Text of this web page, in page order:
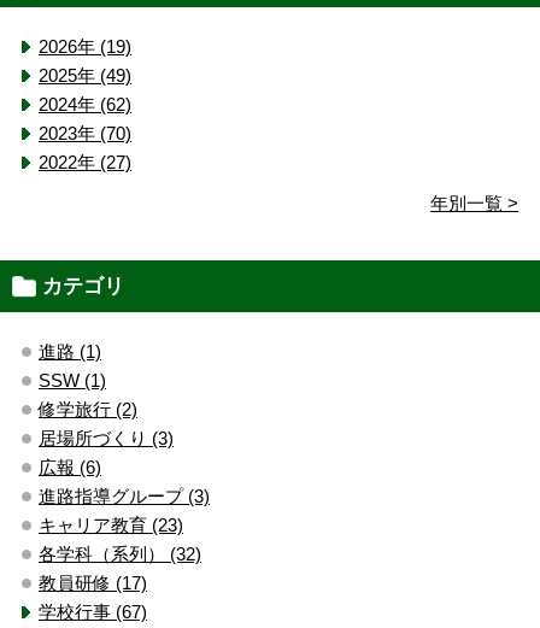
2026年 (19)
2025年 (49)
2024年 (62)
2023年 (70)
2022年 (27)
年別一覧 >
カテゴリ
進路 (1)
SSW (1)
修学旅行 (2)
居場所づくり (3)
広報 (6)
進路指導グループ (3)
キャリア教育 (23)
各学科（系列） (32)
教員研修 (17)
学校行事 (67)